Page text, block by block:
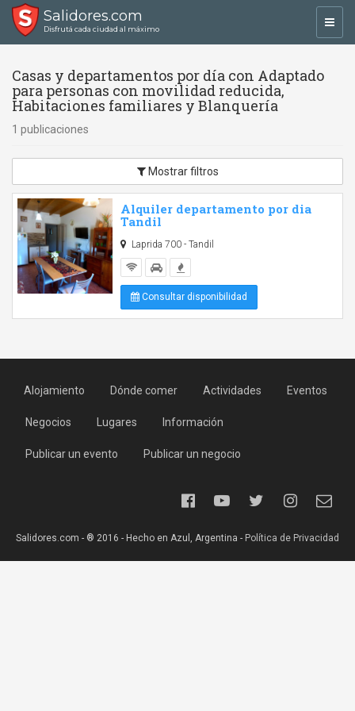
Salidores.com
Disfrutá cada ciudad al máximo
Casas y departamentos por día con Adaptado
para personas con movilidad reducida,
Habitaciones familiares y Blanquería
1 publicaciones
Mostrar filtros
Alquiler departamento por dia
Tandil
Laprida 700 - Tandil
Consultar disponibilidad
Alojamiento Dónde comer Actividades Eventos
Negocios Lugares Información
Publicar un evento Publicar un negocio
Salidores.com - ® 2016 - Hecho en Azul, Argentina - Política de Privacidad